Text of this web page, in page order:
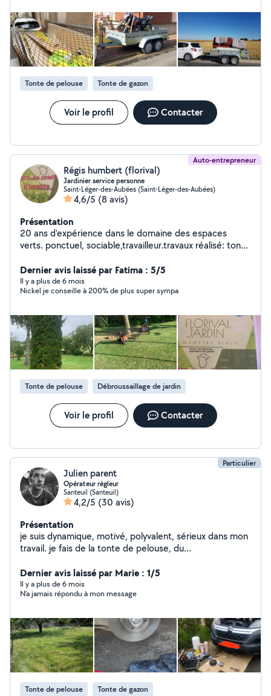
Tonte de pelouse Tonte de gazon
Voir le profil Contacter
Auto-entrepreneur
Régis humbert (florival)
Jardinier service personne
Saint-Léger-des-Aubées (Saint-Léger-des-Aubées)
4,6/5 (8 avis)
Présentation
20 ans d'expérience dans le domaine des espaces
verts. ponctuel, sociable,travailleur.travaux réalisé: tonte
courant, nettoyage de terrasses, plantation . Actif sur le
département 28, 78. Devis gratuit. Factures avec
exonération de tva. Service complet avec évacuation
prestation, utilisation de matériel performant.
Satisfaction assurée. Paiement par carte bancaire.
Facebook: régis Humbert Youtube .com: florival jardin.
partenaire nova.50% de crédit d'impots
Dernier avis laissé par Fatima : 5/5
Il y a plus de 6 mois
Nickel je conseille à 200% de plus super sympa
Tonte de pelouse Débroussaillage de jardin
Voir le profil Contacter
Particulier
Julien parent
Opérateur régleur
Santeuil (Santeuil)
4,2/5 (30 avis)
Présentation
je suis dynamique, motivé, polyvalent, sérieux dans mon
travail. je fais de la tonte de pelouse, du
transport colis.
Dernier avis laissé par Marie : 1/5
Il y a plus de 6 mois
N’a jamais répondu à mon message
Tonte de pelouse Tonte de gazon